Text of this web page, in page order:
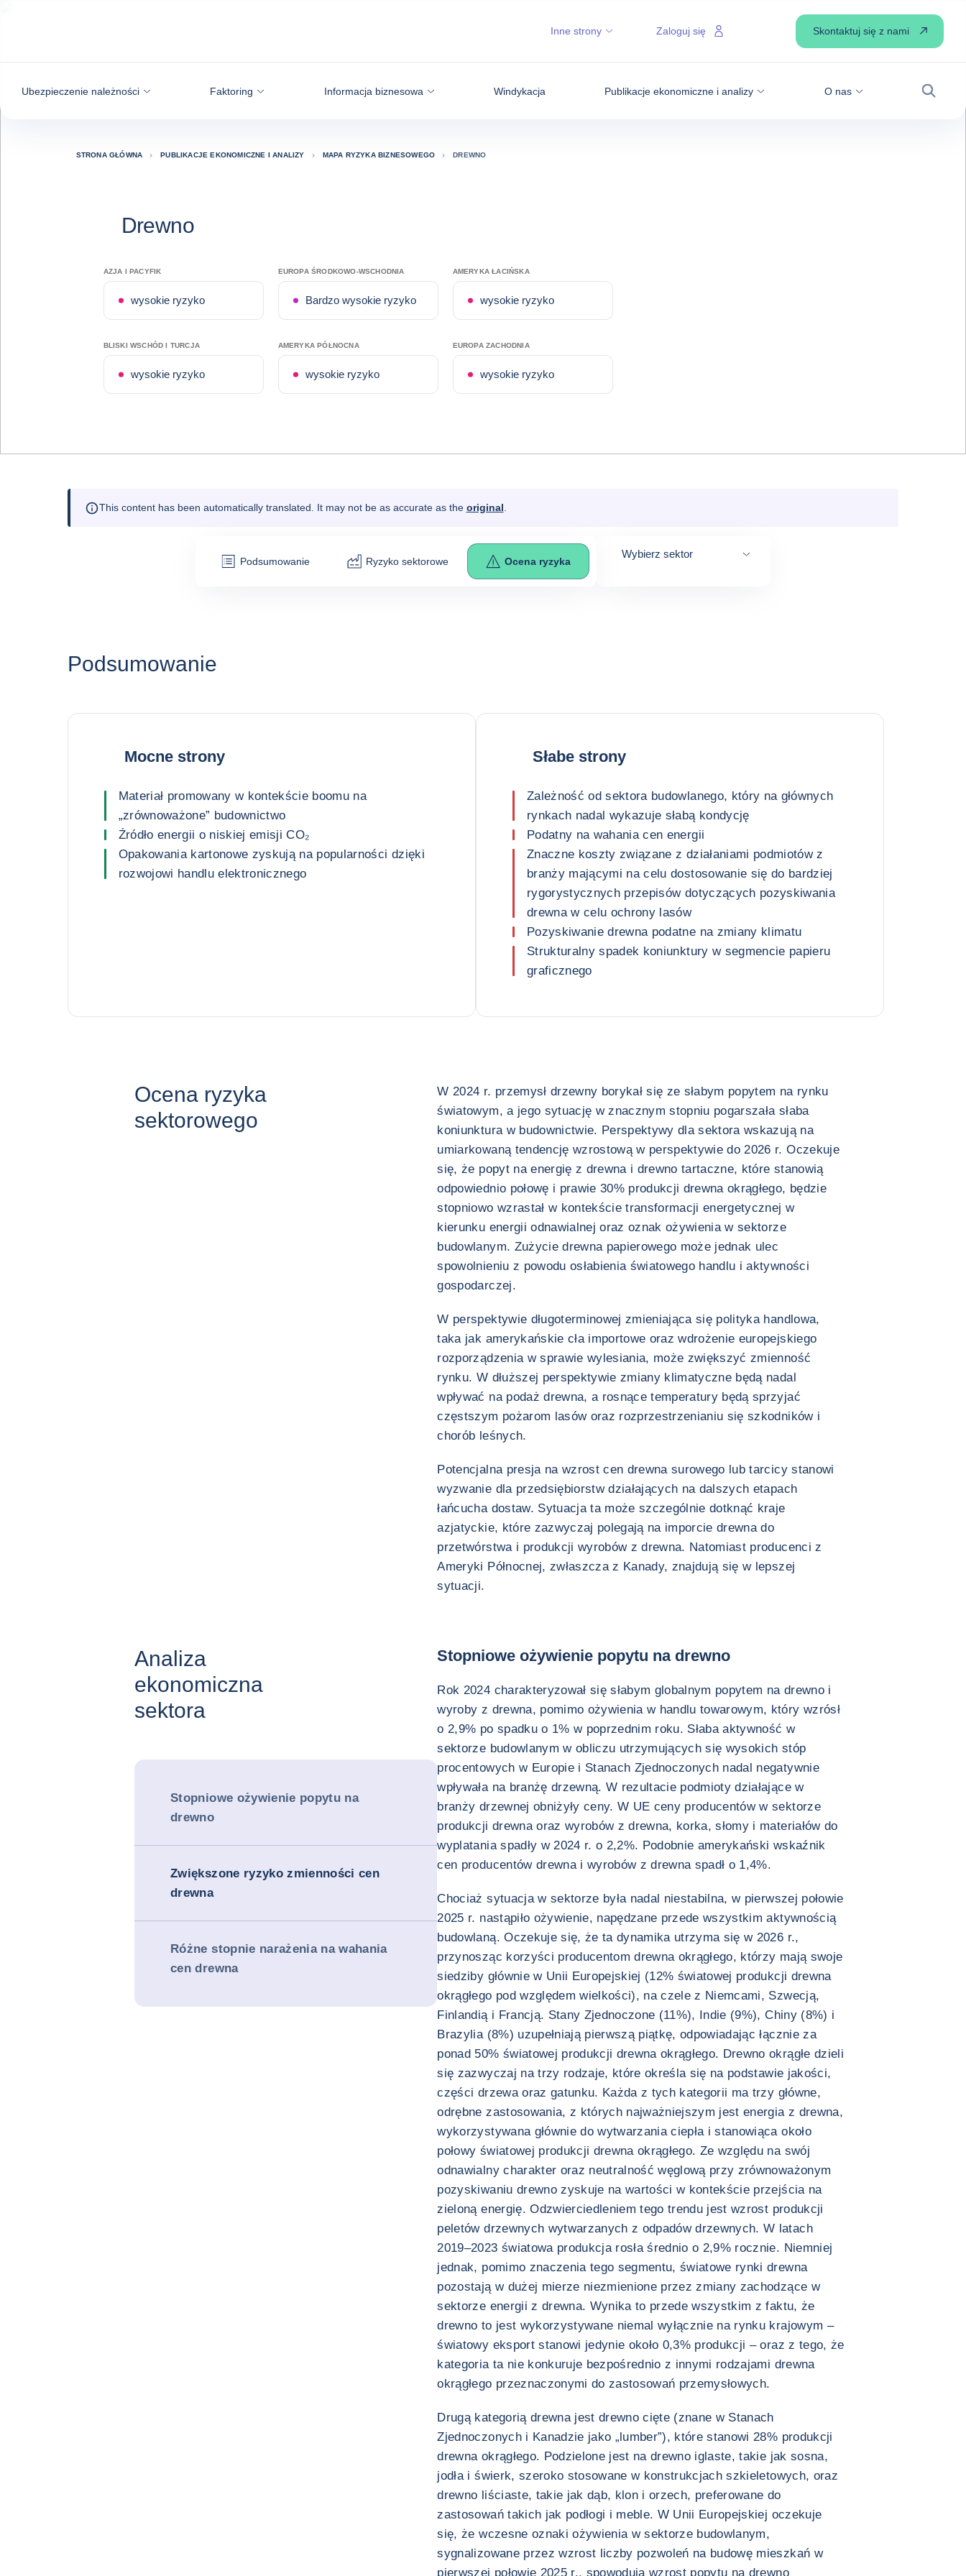
Ubezpieczenie należności Faktoring Informacja biznesowa Windykacja Publikacje ekonomiczne i analizy O nas
Inne strony Zaloguj się Skontaktuj się z nami
STRONA GŁÓWNA PUBLIKACJE EKONOMICZNE I ANALIZY MAPA RYZYKA BIZNESOWEGO DREWNO
Drewno
AZJA I PACYFIK
wysokie ryzyko
EUROPA ŚRODKOWO-WSCHODNIA
Bardzo wysokie ryzyko
AMERYKA ŁACIŃSKA
wysokie ryzyko
BLISKI WSCHÓD I TURCJA
wysokie ryzyko
AMERYKA PÓŁNOCNA
wysokie ryzyko
EUROPA ZACHODNIA
wysokie ryzyko
This content has been automatically translated. It may not be as accurate as the original
Podsumowanie Ryzyko sektorowe Ocena ryzyka
Wybierz sektor
Podsumowanie
Mocne strony
Materiał promowany w kontekście boomu na
„zrównoważone” budownictwo
Źródło energii o niskiej emisji CO₂
Opakowania kartonowe zyskują na popularności dzięki
rozwojowi handlu elektronicznego
Słabe strony
Zależność od sektora budowlanego, który na głównych
rynkach nadal wykazuje słabą kondycję
Podatny na wahania cen energii
Znaczne koszty związane z działaniami podmiotów z
branży mającymi na celu dostosowanie się do bardziej
rygorystycznych przepisów dotyczących pozyskiwania
drewna w celu ochrony lasów
Pozyskiwanie drewna podatne na zmiany klimatu
Strukturalny spadek koniunktury w segmencie papieru
graficznego
Ocena ryzyka
sektorowego
W 2024 r. przemysł drzewny borykał się ze słabym popytem na rynku
światowym, a jego sytuację w znacznym stopniu pogarszała słaba
koniunktura w budownictwie. Perspektywy dla sektora wskazują na
umiarkowaną tendencję wzrostową w perspektywie do 2026 r. Oczekuje
się, że popyt na energię z drewna i drewno tartaczne, które stanowią
odpowiednio połowę i prawie 30% produkcji drewna okrągłego, będzie
stopniowo wzrastał w kontekście transformacji energetycznej w
kierunku energii odnawialnej oraz oznak ożywienia w sektorze
budowlanym. Zużycie drewna papierowego może jednak ulec
spowolnieniu z powodu osłabienia światowego handlu i aktywności
gospodarczej.
W perspektywie długoterminowej zmieniająca się polityka handlowa,
taka jak amerykańskie cła importowe oraz wdrożenie europejskiego
rozporządzenia w sprawie wylesiania, może zwiększyć zmienność
rynku. W dłuższej perspektywie zmiany klimatyczne będą nadal
wpływać na podaż drewna, a rosnące temperatury będą sprzyjać
częstszym pożarom lasów oraz rozprzestrzenianiu się szkodników i
chorób leśnych.
Potencjalna presja na wzrost cen drewna surowego lub tarcicy stanowi
wyzwanie dla przedsiębiorstw działających na dalszych etapach
łańcucha dostaw. Sytuacja ta może szczególnie dotknąć kraje
azjatyckie, które zazwyczaj polegają na imporcie drewna do
przetwórstwa i produkcji wyrobów z drewna. Natomiast producenci z
Ameryki Północnej, zwłaszcza z Kanady, znajdują się w lepszej
sytuacji.
Analiza
ekonomiczna
sektora
Stopniowe ożywienie popytu na
drewno
Zwiększone ryzyko zmienności cen
drewna
Różne stopnie narażenia na wahania
cen drewna
Stopniowe ożywienie popytu na drewno
Rok 2024 charakteryzował się słabym globalnym popytem na drewno i
wyroby z drewna, pomimo ożywienia w handlu towarowym, który wzrósł
o 2,9% po spadku o 1% w poprzednim roku. Słaba aktywność w
sektorze budowlanym w obliczu utrzymujących się wysokich stóp
procentowych w Europie i Stanach Zjednoczonych nadal negatywnie
wpływała na branżę drzewną. W rezultacie podmioty działające w
branży drzewnej obniżyły ceny. W UE ceny producentów w sektorze
produkcji drewna oraz wyrobów z drewna, korka, słomy i materiałów do
wyplatania spadły w 2024 r. o 2,2%. Podobnie amerykański wskaźnik
cen producentów drewna i wyrobów z drewna spadł o 1,4%.
Chociaż sytuacja w sektorze była nadal niestabilna, w pierwszej połowie
2025 r. nastąpiło ożywienie, napędzane przede wszystkim aktywnością
budowlaną. Oczekuje się, że ta dynamika utrzyma się w 2026 r.,
przynosząc korzyści producentom drewna okrągłego, którzy mają swoje
siedziby głównie w Unii Europejskiej (12% światowej produkcji drewna
okrągłego pod względem wielkości), na czele z Niemcami, Szwecją,
Finlandią i Francją. Stany Zjednoczone (11%), Indie (9%), Chiny (8%) i
Brazylia (8%) uzupełniają pierwszą piątkę, odpowiadając łącznie za
ponad 50% światowej produkcji drewna okrągłego. Drewno okrągłe dzieli
się zazwyczaj na trzy rodzaje, które określa się na podstawie jakości,
części drzewa oraz gatunku. Każda z tych kategorii ma trzy główne,
odrębne zastosowania, z których najważniejszym jest energia z drewna,
wykorzystywana głównie do wytwarzania ciepła i stanowiąca około
połowy światowej produkcji drewna okrągłego. Ze względu na swój
odnawialny charakter oraz neutralność węglową przy zrównoważonym
pozyskiwaniu drewno zyskuje na wartości w kontekście przejścia na
zieloną energię. Odzwierciedleniem tego trendu jest wzrost produkcji
peletów drzewnych wytwarzanych z odpadów drzewnych. W latach
2019–2023 światowa produkcja rosła średnio o 2,9% rocznie. Niemniej
jednak, pomimo znaczenia tego segmentu, światowe rynki drewna
pozostają w dużej mierze niezmienione przez zmiany zachodzące w
sektorze energii z drewna. Wynika to przede wszystkim z faktu, że
drewno to jest wykorzystywane niemal wyłącznie na rynku krajowym –
światowy eksport stanowi jedynie około 0,3% produkcji – oraz z tego, że
kategoria ta nie konkuruje bezpośrednio z innymi rodzajami drewna
okrągłego przeznaczonymi do zastosowań przemysłowych.
Drugą kategorią drewna jest drewno cięte (znane w Stanach
Zjednoczonych i Kanadzie jako „lumber”), które stanowi 28% produkcji
drewna okrągłego. Podzielone jest na drewno iglaste, takie jak sosna,
jodła i świerk, szeroko stosowane w konstrukcjach szkieletowych, oraz
drewno liściaste, takie jak dąb, klon i orzech, preferowane do
zastosowań takich jak podłogi i meble. W Unii Europejskiej oczekuje
się, że wczesne oznaki ożywienia w sektorze budowlanym,
sygnalizowane przez wzrost liczby pozwoleń na budowę mieszkań w
pierwszej połowie 2025 r., spowodują wzrost popytu na drewno